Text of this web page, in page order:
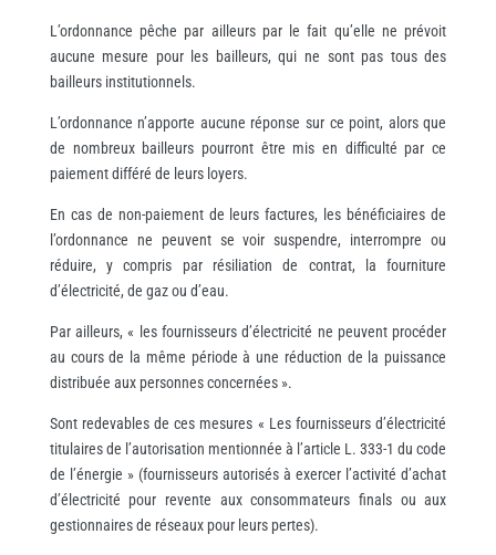
L’ordonnance pêche par ailleurs par le fait qu’elle ne prévoit
aucune mesure pour les bailleurs, qui ne sont pas tous des
bailleurs institutionnels.
L’ordonnance n’apporte aucune réponse sur ce point, alors que
de nombreux bailleurs pourront être mis en difficulté par ce
paiement différé de leurs loyers.
En cas de non-paiement de leurs factures, les bénéficiaires de
l’ordonnance ne peuvent se voir suspendre, interrompre ou
réduire, y compris par résiliation de contrat, la fourniture
d’électricité, de gaz ou d’eau.
Par ailleurs, « les fournisseurs d’électricité ne peuvent procéder
au cours de la même période à une réduction de la puissance
distribuée aux personnes concernées ».
Sont redevables de ces mesures « Les fournisseurs d’électricité
titulaires de l’autorisation mentionnée à l’article L. 333-1 du code
de l’énergie » (fournisseurs autorisés à exercer l’activité d’achat
d’électricité pour revente aux consommateurs finals ou aux
gestionnaires de réseaux pour leurs pertes).